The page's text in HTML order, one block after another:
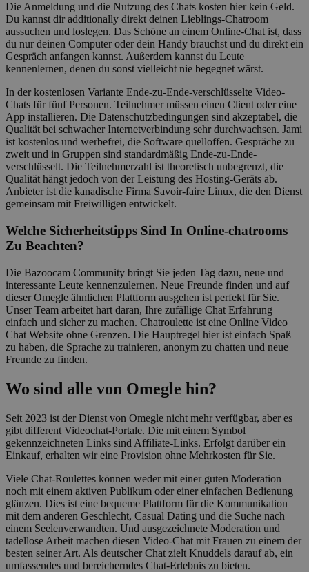
Die Anmeldung und die Nutzung des Chats kosten hier kein Geld.
Du kannst dir additionally direkt deinen Lieblings-Chatroom
aussuchen und loslegen. Das Schöne an einem Online-Chat ist, dass
du nur deinen Computer oder dein Handy brauchst und du direkt ein
Gespräch anfangen kannst. Außerdem kannst du Leute
kennenlernen, denen du sonst vielleicht nie begegnet wärst.
In der kostenlosen Variante Ende-zu-Ende-verschlüsselte Video-
Chats für fünf Personen. Teilnehmer müssen einen Client oder eine
App installieren. Die Datenschutzbedingungen sind akzeptabel, die
Qualität bei schwacher Internetverbindung sehr durchwachsen. Jami
ist kostenlos und werbefrei, die Software quelloffen. Gespräche zu
zweit und in Gruppen sind standardmäßig Ende-zu-Ende-
verschlüsselt. Die Teilnehmerzahl ist theoretisch unbegrenzt, die
Qualität hängt jedoch von der Leistung des Hosting-Geräts ab.
Anbieter ist die kanadische Firma Savoir-faire Linux, die den Dienst
gemeinsam mit Freiwilligen entwickelt.
Welche Sicherheitstipps Sind In Online-chatrooms
Zu Beachten?
Die Bazoocam Community bringt Sie jeden Tag dazu, neue und
interessante Leute kennenzulernen. Neue Freunde finden und auf
dieser Omegle ähnlichen Plattform ausgehen ist perfekt für Sie.
Unser Team arbeitet hart daran, Ihre zufällige Chat Erfahrung
einfach und sicher zu machen. Chatroulette ist eine Online Video
Chat Website ohne Grenzen. Die Hauptregel hier ist einfach Spaß
zu haben, die Sprache zu trainieren, anonym zu chatten und neue
Freunde zu finden.
Wo sind alle von Omegle hin?
Seit 2023 ist der Dienst von Omegle nicht mehr verfügbar, aber es
gibt different Videochat-Portale. Die mit einem Symbol
gekennzeichneten Links sind Affiliate-Links. Erfolgt darüber ein
Einkauf, erhalten wir eine Provision ohne Mehrkosten für Sie.
Viele Chat-Roulettes können weder mit einer guten Moderation
noch mit einem aktiven Publikum oder einer einfachen Bedienung
glänzen. Dies ist eine bequeme Plattform für die Kommunikation
mit dem anderen Geschlecht, Casual Dating und die Suche nach
einem Seelenverwandten. Und ausgezeichnete Moderation und
tadellose Arbeit machen diesen Video-Chat mit Frauen zu einem der
besten seiner Art. Als deutscher Chat zielt Knuddels darauf ab, ein
umfassendes und bereicherndes Chat-Erlebnis zu bieten.